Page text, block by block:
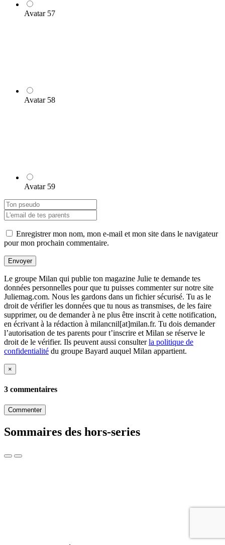
Avatar 57
Avatar 58
Avatar 59
Enregistrer mon nom, mon e-mail et mon site dans le navigateur
pour mon prochain commentaire.
Envoyer
Le groupe Milan qui publie ton magazine Julie te demande tes
données personnelles pour que tu puisses commenter sur notre site
Juliemag.com. Nous les gardons dans un fichier sécurisé. Tu as le
droit de vérifier les données que tu nous as transmises, de les faire
supprimer, ou de demander à ne plus être inscrit à cette notification,
en écrivant à la rédaction à milancnil[at]milan.fr. Tu dois demander
l’autorisation de tes parents pour t’inscrire et Milan se réserve le
droit de le vérifier. Ils peuvent aussi consulterla politique de
confidentialité du groupe Bayard auquel Milan appartient.
×
3 commentaires
Commenter
Sommaires des hors-series